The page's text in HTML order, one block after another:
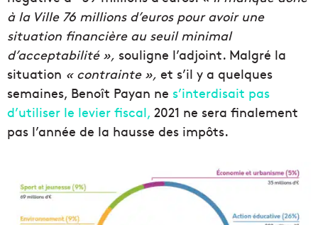
à la Ville 76 millions d’euros pour avoir une
situation financière au seuil minimal
d’acceptabilité », souligne l’adjoint. Malgré la
situation « contrainte », et s’il y a quelques
semaines, Benoît Payan ne s’interdisait pas
d’utiliser le levier fiscal, 2021 ne sera finalement
pas l’année de la hausse des impôts.